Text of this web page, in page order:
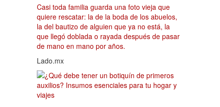
Casi toda familia guarda una foto vieja que
quiere rescatar: la de la boda de los abuelos,
la del bautizo de alguien que ya no está, la
que llegó doblada o rayada después de pasar
de mano en mano por años.
Lado.mx